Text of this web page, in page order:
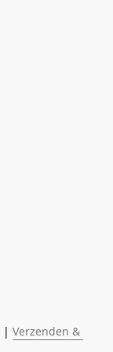
| Verzenden &